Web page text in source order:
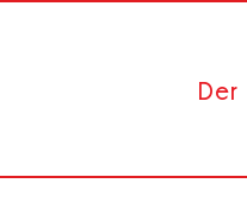
Der